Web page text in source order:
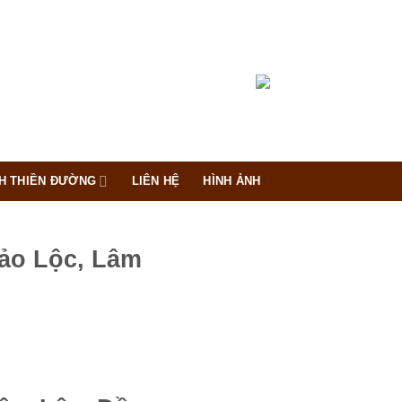
THIỀN ĐƯỜNG LIÊN HỆ HÌNH ẢNH
Lộc, Lâm